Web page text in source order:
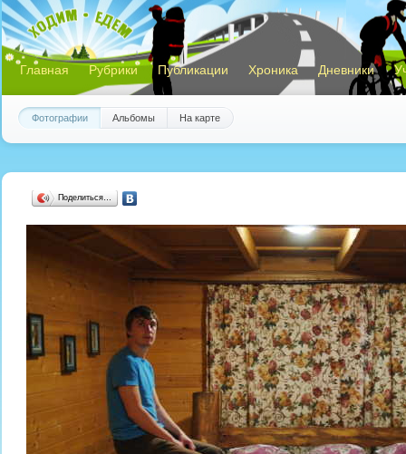
Главная Рубрики Публикации Хроника Дневники
Фотографии Альбомы На карте
Поделиться…